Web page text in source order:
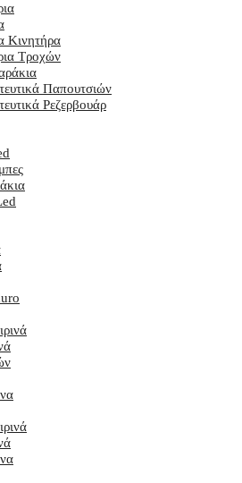
Κινητήρα
Τροχών
Παπουτσιών
Ρεζερβουάρ